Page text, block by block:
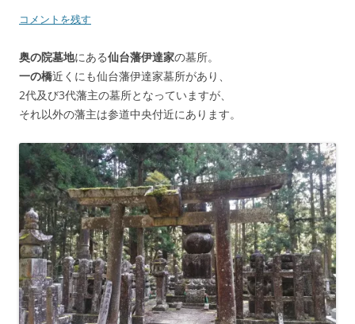
コメントを残す
奥の院墓地にある仙台藩伊達家の墓所。
一の橋近くにも仙台藩伊達家墓所があり、
2代及び3代藩主の墓所となっていますが、
それ以外の藩主は参道中央付近にあります。